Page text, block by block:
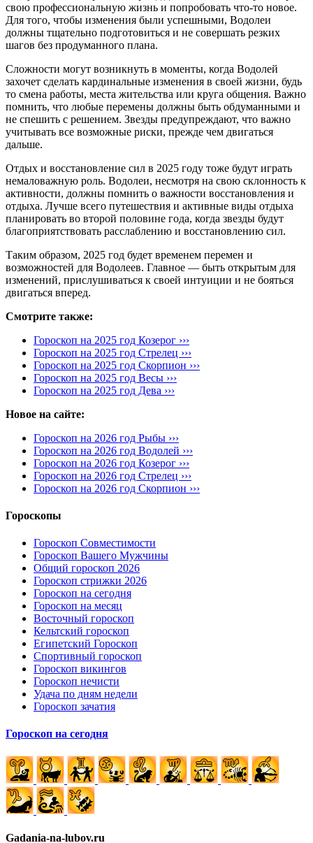
свою профессиональную жизнь и попробовать что-то новое.
Для того, чтобы изменения были успешными, Водолеи
должны тщательно подготовиться и не совершать резких
шагов без продуманного плана.
Сложности могут возникнуть в моменты, когда Водолей
захочет сделать кардинальные изменения в своей жизни, будь
то смена работы, места жительства или круга общения. Важно
помнить, что любые перемены должны быть обдуманными и
не спешить с решением. Звезды предупреждают, что важно
учитывать все возможные риски, прежде чем двигаться
дальше.
Отдых и восстановление сил в 2025 году тоже будут играть
немаловажную роль. Водолеи, несмотря на свою склонность к
активности, должны помнить о важности восстановления и
отдыха. Лучше всего путешествия и активные виды отдыха
планировать во второй половине года, когда звезды будут
благоприятствовать расслаблению и восстановлению сил.
Таким образом, 2025 год будет временем перемен и
возможностей для Водолеев. Главное — быть открытым для
изменений, прислушиваться к своей интуиции и не бояться
двигаться вперед.
Смотрите также:
Гороскоп на 2025 год Козерог ›››
Гороскоп на 2025 год Стрелец ›››
Гороскоп на 2025 год Скорпион ›››
Гороскоп на 2025 год Весы ›››
Гороскоп на 2025 год Дева ›››
Новое на сайте:
Гороскоп на 2026 год Рыбы ›››
Гороскоп на 2026 год Водолей ›››
Гороскоп на 2026 год Козерог ›››
Гороскоп на 2026 год Стрелец ›››
Гороскоп на 2026 год Скорпион ›››
Гороскопы
Гороскоп Совместимости
Гороскоп Вашего Мужчины
Общий гороскоп 2026
Гороскоп стрижки 2026
Гороскоп на сегодня
Гороскоп на месяц
Восточный гороскоп
Кельтский гороскоп
Египетский Гороскоп
Спортивный гороскоп
Гороскоп викингов
Гороскоп нечисти
Удача по дням недели
Гороскоп зачатия
Гороскоп на сегодня
Gadania-na-lubov.ru